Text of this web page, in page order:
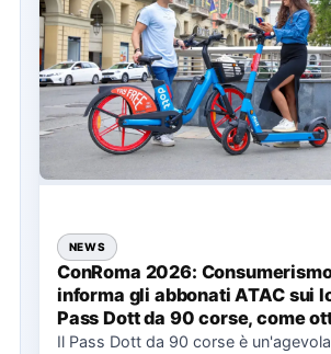
NEWS
ConRoma 2026:
informa gli abbonati ATAC sui
Pass Dott da 90 corse, come
cosa spetta in caso di
Il Pass Dott da 90 corse è